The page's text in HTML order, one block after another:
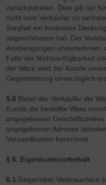
zurückzutreten. Dies gilt nur
nicht vom Verkäufer zu
Sorgfalt ein konkretes
abgeschlossen hat. Der
Anstrengungen unternehmen,
Falle der Nichtverfügbarkeit
der Ware wird der Kunde
Gegenleistung unverzüglich
5.6 Bietet der Verkäufer die
Kunde die bestellte Ware
angegebenen
angegebenen Adresse
Versandkosten berechnet.
§ 6. Eigentumsvorbehalt
6.1 Gegenüber Verbrauchern